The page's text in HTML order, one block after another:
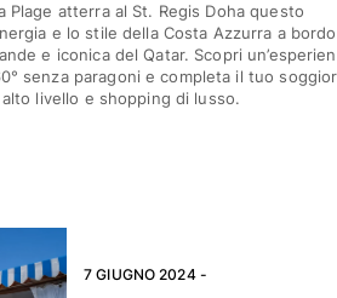
Plage atterra al St. Regis Doha questo
e lo stile della Costa Azzurra a
e iconica del Qatar. Scopri
senza paragoni e completa il tuo
livello e shopping di lusso.
7 GIUGNO 2024 -